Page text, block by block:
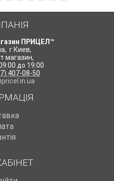
ПРИЦЕЛ™
, г.Киев,
магазин,
до 19:00
407-08-50